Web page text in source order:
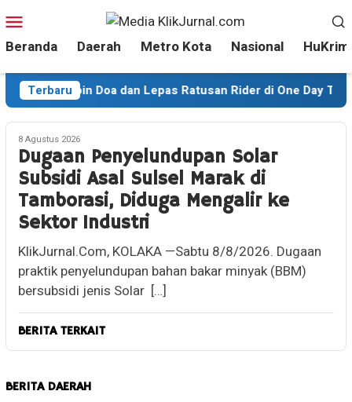
ke
kontenMobile
Beranda Daerah Metro Kota Nasional HuKrim
Terbaru
Pimpin Doa dan Lepas Ratusan Rider di One Day Trail
8 Agustus 2026
Dugaan Penyelundupan Solar
Subsidi Asal Sulsel Marak di
Tamborasi, Diduga Mengalir ke
Sektor Industri
KlikJurnal.Com, KOLAKA —Sabtu 8/8/2026. Dugaan
praktik penyelundupan bahan bakar minyak (BBM)
bersubsidi jenis Solar […]
BERITA TERKAIT
BERITA DAERAH